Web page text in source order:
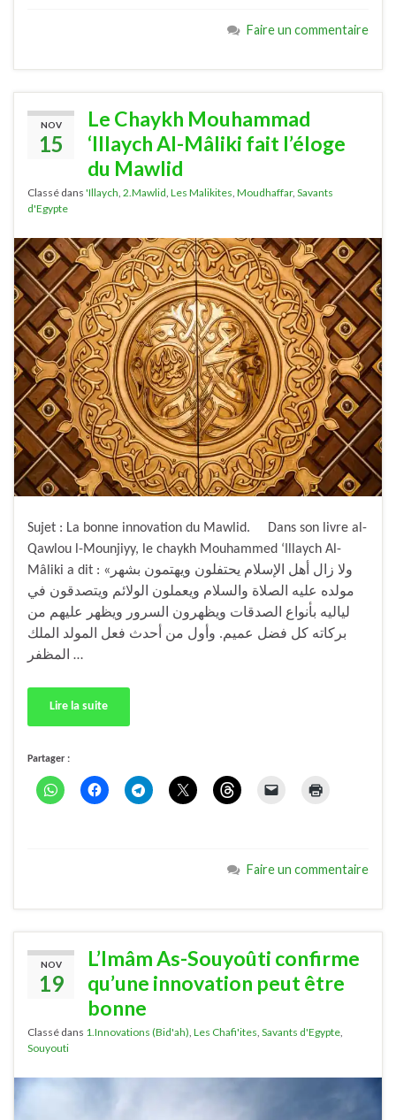
Faire un commentaire
NOV
15
Le Chaykh Mouhammad
‘Illaych Al-Mâliki fait l’éloge
du Mawlid
Classé dans 'Illaych, 2.Mawlid, Les Malikites, Moudhaffar, Savants
d'Egypte
Sujet : La bonne innovation du Mawlid. Dans son livre al-
Qawlou l-Mounjiyy, le chaykh Mouhammed ‘Illaych Al-
Mâliki a dit : «ولا زال أهل الإسلام يحتفلون ويهتمون بشهر
مولده عليه الصلاة والسلام ويعملون الولائم ويتصدقون في
لياليه بأنواع الصدقات ويظهرون السرور ويظهر عليهم من
بركاته كل فضل عميم. وأول من أحدث فعل المولد الملك
المظفر …
Lire la suite
Partager :
Faire un commentaire
NOV
19
L’Imâm As-Souyoûti confirme
qu’une innovation peut être
bonne
Classé dans 1.Innovations (Bid'ah), Les Chafi'ites, Savants d'Egypte,
Souyouti